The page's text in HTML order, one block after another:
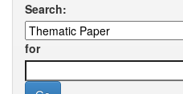
Search:
for